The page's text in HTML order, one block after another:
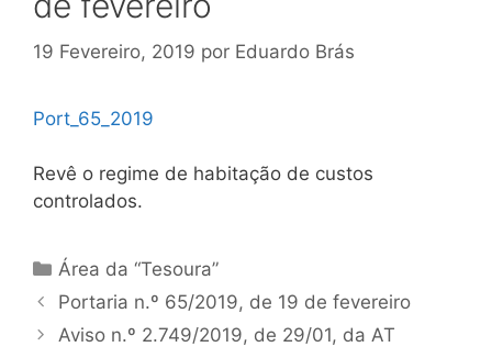
19 Fevereiro, 2019 por Eduardo Brás
Port_65_2019
Revê o regime de habitação de custos
controlados.
Categorias
Área da “Tesoura”
Navegação
de
Portaria n.º 65/2019, de 19 de fevereiro
Aviso n.º 2.749/2019, de 29/01, da AT